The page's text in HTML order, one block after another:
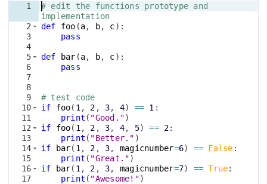
1
2
3
4
5
6
7
8
9
10
11
12
13
14
15
16
17
# edit the functions prototype and
implementation
def
foo (a, b, c) :
pass
def bar (a, b, c) :
pass
# test code
if
foo( 1 , 2 , 3, 4) == 1 :
print ( "Good.")
if
foo( 1 , 2 , 3, 4, 5) == 2:
print ( "Better." )
if
bar( 1 , 2 , 3, magicnumber=6) == False :
print ( "Great.")
if
bar( 1 , 2 , 3, magicnumber=7) == True:
print ( "Awesome!")